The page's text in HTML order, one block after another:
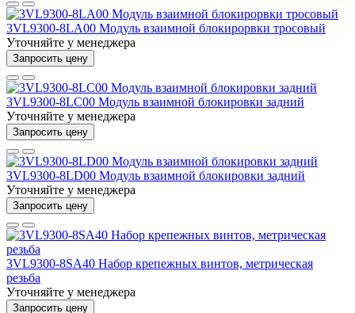
3VL9300-8LA00 Модуль взаимной блокирорвки тросовый
Уточняйте у менеджера
Запросить цену
3VL9300-8LC00 Модуль взаимной блокировки задний
Уточняйте у менеджера
Запросить цену
3VL9300-8LD00 Модуль взаимной блокировки задний
Уточняйте у менеджера
Запросить цену
3VL9300-8SA40 Набор крепежных винтов, метрическая
резьба
Уточняйте у менеджера
Запросить цену